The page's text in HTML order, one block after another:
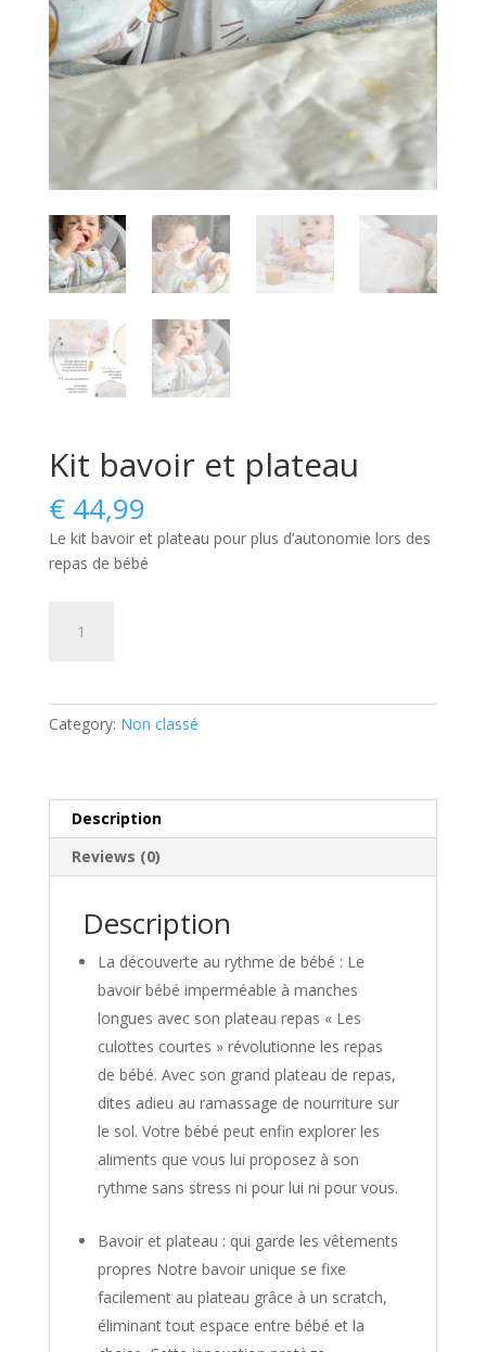
Kit bavoir et plateau
€44,99
Le kit bavoir et plateau pour plus d’autonomie lors des
repas de bébé
bavoir
Category: Non classé
Description
Reviews (0)
Description
La découverte au rythme de bébé : Le
bavoir bébé imperméable à manches
longues avec son plateau repas « Les
culottes courtes » révolutionne les repas
de bébé. Avec son grand plateau de repas,
dites adieu au ramassage de nourriture sur
le sol. Votre bébé peut enfin explorer les
aliments que vous lui proposez à son
rythme sans stress ni pour lui ni pour vous.
Bavoir et plateau : qui garde les vêtements
propres Notre bavoir unique se fixe
facilement au plateau grâce à un scratch,
éliminant tout espace entre bébé et la